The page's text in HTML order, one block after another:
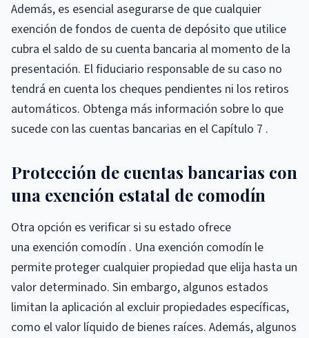
Además, es esencial asegurarse de que cualquier
exención de fondos de cuenta de depósito que utilice
cubra el saldo de su cuenta bancaria al momento de la
presentación. El fiduciario responsable de su caso no
tendrá en cuenta los cheques pendientes ni los retiros
automáticos. Obtenga más información sobre lo que
sucede con las cuentas bancarias en el Capítulo 7 .
Protección de cuentas bancarias con
una exención estatal de comodín
Otra opción es verificar si su estado ofrece
una exención comodín . Una exención comodín le
permite proteger cualquier propiedad que elija hasta un
valor determinado. Sin embargo, algunos estados
limitan la aplicación al excluir propiedades específicas,
como el valor líquido de bienes raíces. Además, algunos